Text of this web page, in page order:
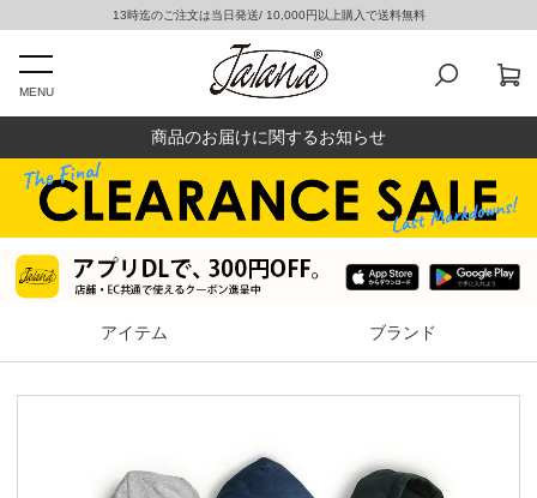
13時迄のご注文は当日発送/ 10,000円以上購入で送料無料
MENU
商品のお届けに関するお知らせ
アイテム ブランド